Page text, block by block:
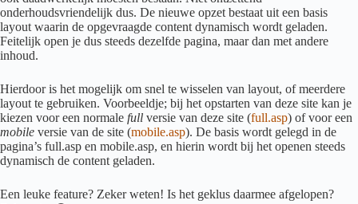
onderhoudsvriendelijk dus. De nieuwe opzet bestaat uit een basis
layout waarin de opgevraagde content dynamisch wordt geladen.
Feitelijk open je dus steeds dezelfde pagina, maar dan met andere
inhoud.
Hierdoor is het mogelijk om snel te wisselen van layout, of meerdere
layout te gebruiken. Voorbeeldje; bij het opstarten van deze site kan je
kiezen voor een normale full versie van deze site (full.asp) of voor een
mobile versie van de site (mobile.asp). De basis wordt gelegd in de
pagina’s full.asp en mobile.asp, en hierin wordt bij het openen steeds
dynamisch de content geladen.
Een leuke feature? Zeker weten! Is het geklus daarmee afgelopen?